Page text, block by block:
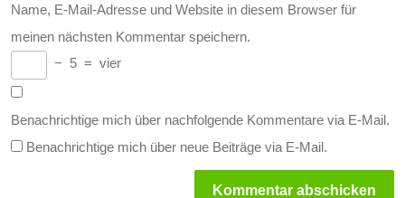
Name, E-Mail-Adresse und Website in diesem Browser für
meinen nächsten Kommentar speichern.
− 5 = vier
Benachrichtige mich über nachfolgende Kommentare via E-Mail.
Benachrichtige mich über neue Beiträge via E-Mail.